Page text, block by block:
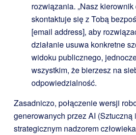
rozwiązania. „Nasz
skontaktuje się z Tobą
[email address], aby
działanie usuwa konkretne
widoku publicznego,
wszystkim, że bierzesz na
odpowiedzialność.
Zasadniczo, połączenie wersji
generowanych przez AI
strategicznym nadzorem